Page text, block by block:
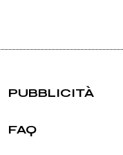
PUBBLICITÀ
FAQ